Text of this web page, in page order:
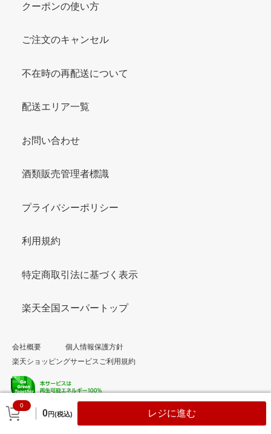
0
0円(税込) レジに進む
クーポンの使い方
ご注文のキャンセル
不在時の再配送について
配送エリア一覧
お問い合わせ
酒類販売管理者標識
プライバシーポリシー
利用規約
特定商取引法に基づく表示
楽天全国スーパートップ
会社概要
個人情報保護方針
楽天ショッピングサービスご利用規約
© Rakuten Group, Inc.